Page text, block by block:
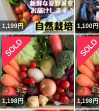
1,199円 1,100円
1,198円 1,198円